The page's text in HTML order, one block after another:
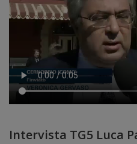
Intervista TG5 Luca